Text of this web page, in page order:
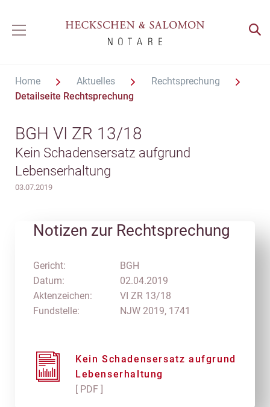
Home Aktuelles
Rechtsprechung
Detailseite Rechtsprechung
BGH VI ZR 13/18
Kein Schadensersatz aufgrund
Lebenserhaltung
03.07.2019
Notizen zur Rechtsprechung
Gericht:
Datum:
Aktenzeichen:
Fundstelle:
BGH
02.04.2019
VI ZR 13/18
NJW 2019, 1741
Kein Schadensersatz aufgrund
Lebenserhaltung
[ PDF ]